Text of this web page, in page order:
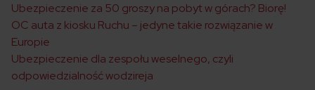
Ubezpieczenie za 50 groszy na pobyt w górach? Biorę!
OC auta z kiosku Ruchu – jedyne takie rozwiązanie w
Europie
Ubezpieczenie dla zespołu weselnego, czyli
odpowiedzialność wodzireja